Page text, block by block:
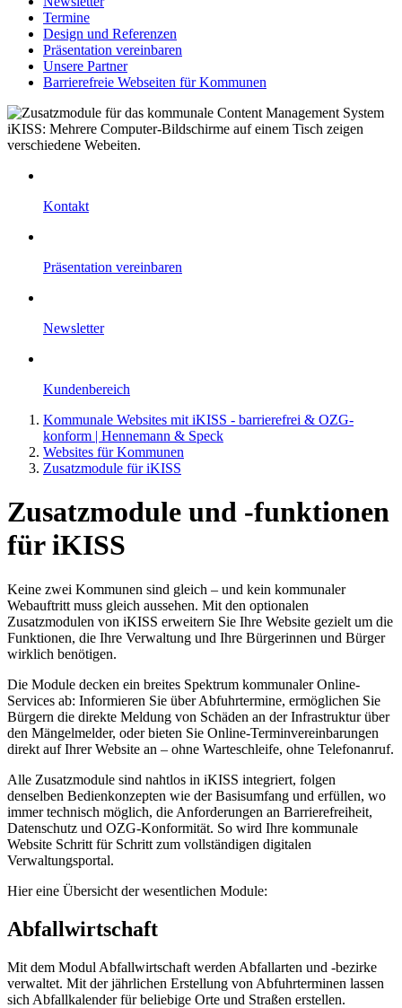
Termine
Design und Referenzen
Präsentation vereinbaren
Unsere Partner
Barrierefreie Webseiten für Kommunen
Kontakt
Präsentation vereinbaren
Newsletter
Kundenbereich
Kommunale Websites mit iKISS - barrierefrei & OZG-
konform | Hennemann & Speck
Websites für Kommunen
Zusatzmodule für iKISS
Zusatzmodule und -funktionen
für iKISS
Keine zwei Kommunen sind gleich – und kein kommunaler
Webauftritt muss gleich aussehen. Mit den optionalen
Zusatzmodulen von iKISS erweitern Sie Ihre Website gezielt um die
Funktionen, die Ihre Verwaltung und Ihre Bürgerinnen und Bürger
wirklich benötigen.
Die Module decken ein breites Spektrum kommunaler Online-
Services ab: Informieren Sie über Abfuhrtermine, ermöglichen Sie
Bürgern die direkte Meldung von Schäden an der Infrastruktur über
den Mängelmelder, oder bieten Sie Online-Terminvereinbarungen
direkt auf Ihrer Website an – ohne Warteschleife, ohne Telefonanruf.
Alle Zusatzmodule sind nahtlos in iKISS integriert, folgen
denselben Bedienkonzepten wie der Basisumfang und erfüllen, wo
immer technisch möglich, die Anforderungen an Barrierefreiheit,
Datenschutz und OZG-Konformität. So wird Ihre kommunale
Website Schritt für Schritt zum vollständigen digitalen
Verwaltungsportal.
Hier eine Übersicht der wesentlichen Module:
Abfallwirtschaft
Mit dem Modul Abfallwirtschaft werden Abfallarten und -bezirke
verwaltet. Mit der jährlichen Erstellung von Abfuhrterminen lassen
sich Abfallkalender für beliebige Orte und Straßen erstellen.